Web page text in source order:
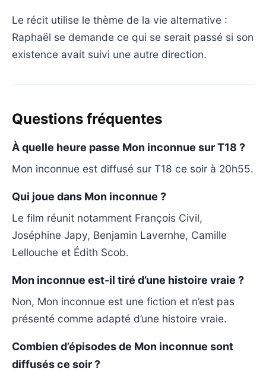
Le récit utilise le thème de la vie alternative :
Raphaël se demande ce qui se serait passé si son
existence avait suivi une autre direction.
Questions fréquentes
À quelle heure passe Mon inconnue sur T18 ?
Mon inconnue est diffusé sur T18 ce soir à 20h55.
Qui joue dans Mon inconnue ?
Le film réunit notamment François Civil,
Joséphine Japy, Benjamin Lavernhe, Camille
Lellouche et Édith Scob.
Mon inconnue est-il tiré d’une histoire vraie ?
Non, Mon inconnue est une fiction et n’est pas
présenté comme adapté d’une histoire vraie.
Combien d’épisodes de Mon inconnue sont
diffusés ce soir ?